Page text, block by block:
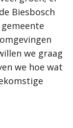
Biesbosch
we graag
we hoe wat
Biesbosch
we graag
we hoe wat